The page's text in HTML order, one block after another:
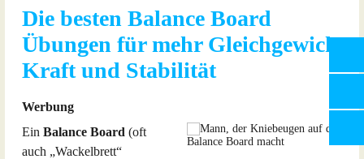
Die besten Balance Board
Übungen für mehr Gleichgewicht,
Kraft und Stabilität
Werbung
Ein Balance Board (oft
auch „Wackelbrett“